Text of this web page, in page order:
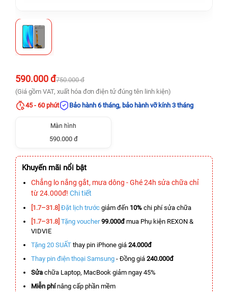
590.000 đ750.000 đ
(Giá gồm VAT, xuất hóa đơn điện tử đúng tên linh kiện)
45 - 60 phút
Bảo hành 6 tháng, bảo hành vỡ kính 3 tháng
Màn hình
590.000 đ
Khuyến mãi nổi bật
Chẳng lo nắng gắt, mưa dông - Ghé 24h sửa chữa chỉ
từ 24.000đ! Chi tiết
[1.7–31.8] Đặt lịch trước giảm đến 10% chi phí sửa chữa
[1.7–31.8] Tặng voucher 99.000đmua Phụ kiện REXON &
VIDVIE
Tặng 20 SUẤT thay pin iPhone giá 24.000đ
Thay pin điện thoại Samsung - Đồng giá 240.000đ
Sửa chữa Laptop, MacBook giảm ngay 45%
Miễn phínâng cấp phần mềm